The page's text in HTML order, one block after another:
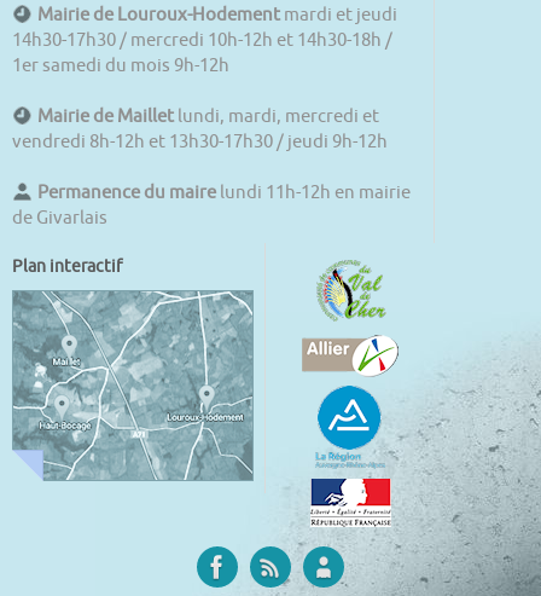
Mairie de Louroux-Hodement mardi et jeudi
14h30-17h30 / mercredi 10h-12h et 14h30-18h /
1er samedi du mois 9h-12h
Mairie de Maillet lundi, mardi, mercredi et
vendredi 8h-12h et 13h30-17h30 / jeudi 9h-12h
Permanence du maire lundi 11h-12h en mairie
de Givarlais
Plan interactif